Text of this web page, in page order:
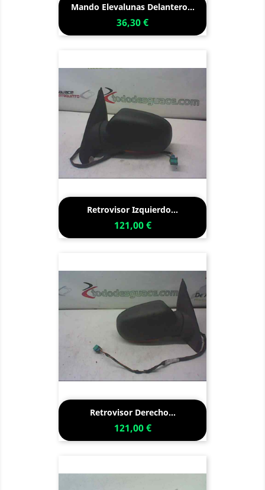
Mando Elevalunas Delantero...
36,30 €
Retrovisor Izquierdo...
121,00 €
Retrovisor Derecho...
121,00 €